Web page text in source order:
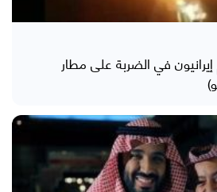
إيرانيون في الضربة على مطار